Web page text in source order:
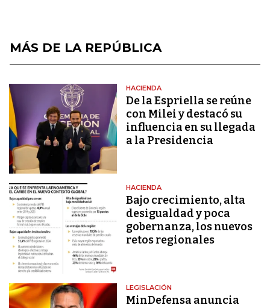
MÁS DE LA REPÚBLICA
HACIENDA
De la Espriella se reúne
con Milei y destacó su
influencia en su llegada
a la Presidencia
HACIENDA
Bajo crecimiento, alta
desigualdad y poca
gobernanza, los nuevos
retos regionales
LEGISLACIÓN
MinDefensa anuncia